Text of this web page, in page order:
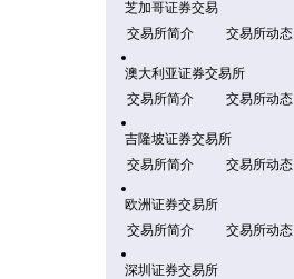
芝加哥证券交易
交易所简介
交易所动态
澳大利亚证券交易所
交易所简介
交易所动态
吉隆坡证券交易所
交易所简介
交易所动态
欧洲证券交易所
交易所简介
交易所动态
深圳证券交易所